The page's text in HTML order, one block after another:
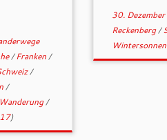
/Franken/
/
/
Wanderung/
)
30.
Reckenberg/